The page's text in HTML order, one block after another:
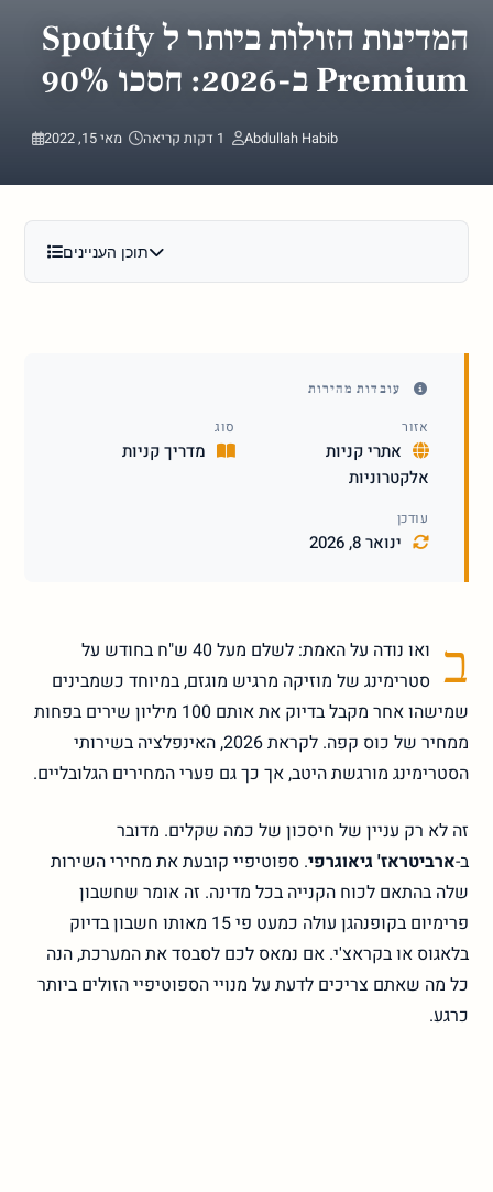
המדינות הזולות ביותר ל Spotify
Premium ב-2026: חסכו 90%
מאי 15, 2022 1 דקות קריאה Abdullah Habib
תוכן העניינים
עובדות מהירות
אזור
אתרי קניות
אלקטרוניות
סוג
מדריך קניות
עודכן
ינואר 8, 2026
ב
ואו נודה על האמת: לשלם מעל 40 ש"ח בחודש על
סטרימינג של מוזיקה מרגיש מוגזם, במיוחד כשמבינים
שמישהו אחר מקבל בדיוק את אותם 100 מיליון שירים בפחות
ממחיר של כוס קפה. לקראת 2026, האינפלציה בשירותי
הסטרימינג מורגשת היטב, אך כך גם פערי המחירים הגלובליים.
זה לא רק עניין של חיסכון של כמה שקלים. מדובר
ב-ארביטראז' גיאוגרפי. ספוטיפיי קובעת את מחירי השירות
שלה בהתאם לכוח הקנייה בכל מדינה. זה אומר שחשבון
פרימיום בקופנהגן עולה כמעט פי 15 מאותו חשבון בדיוק
בלאגוס או בקראצ'י. אם נמאס לכם לסבסד את המערכת, הנה
כל מה שאתם צריכים לדעת על מנויי הספוטיפיי הזולים ביותר
כרגע.